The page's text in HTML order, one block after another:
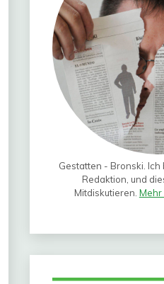
Gestatten - Bronski. Ich
Redaktion, und
Mitdiskutieren. Mehr